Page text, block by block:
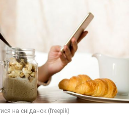
на сніданок (freepik)